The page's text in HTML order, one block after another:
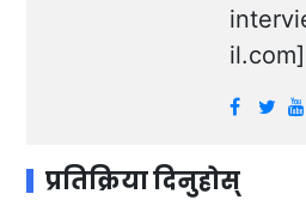
il.com]
प्रतिक्रिया दिनुहोस्